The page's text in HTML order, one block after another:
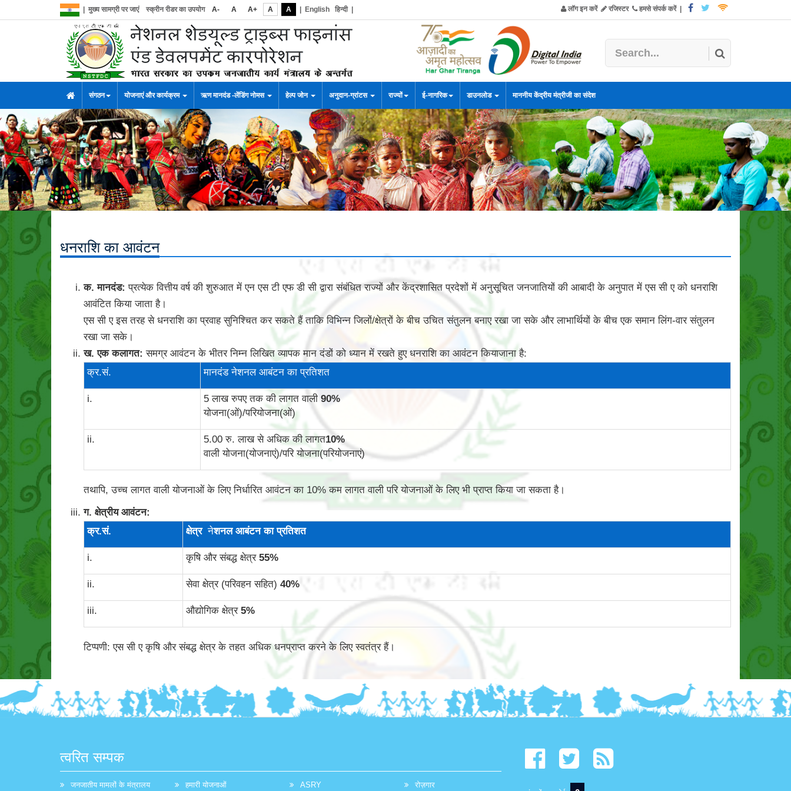
मुख्य सामग्री पर जाएं स्क्रीन रीडर का उपयोग A- A A+ A A English हिन्दी| लॉग इन करें रजिस्टर हमसे संपर्क करें|
संगठन योजनाएं और कार्यक्रम ऋण मानदंड -लेंडिंग नोमस हेल्प जोन अनुदान-ग्रांटस राज्यों ई-नागरिक डाउनलोड माननीय केंद्रीय मंत्रीजी का संदेश
धनराशि का आवंटन
क. मानदंड: प्रत्येक वित्तीय वर्ष की शुरुआत में एन एस टी एफ डी सी द्वारा संबंधित राज्यों और केंद्रशासित प्रदेशों में अनुसूचित जनजातियों की आबादी के अनुपात में एस सी ए को धनराशि
आवंटित किया जाता है।
एस सी ए इस तरह से धनराशि का प्रवाह सुनिश्चित कर सकते हैं ताकि विभिन्न जिलों/क्षेत्रों के बीच उचित संतुलन बनाए रखा जा सके और लाभार्थियों के बीच एक समान लिंग-वार संतुलन
रखा जा सके।
ख. एक कलागत:समग्र आवंटन के भीतर निम्न लिखित व्यापक मान दंडों को ध्यान में रखते हुए धनराशि का आवंटन कियाजाना है:
क्र.सं.
मानदंड नेशनल आबंटन का प्रतिशत
i. 5 लाख रुपए तक की लागत वाली 90%
योजना(ओं)/परियोजना(ओं)
ii. 5.00 रु. लाख से अधिक की लागत10%
वाली योजना(योजनाएं)/परि योजना(परियोजनाएं)
तथापि, उच्च लागत वाली योजनाओं के लिए निर्धारित आवंटन का 10% कम लागत वाली परि योजनाओं के लिए भी प्राप्त किया जा सकता है।
ग. क्षेत्रीय आवंटन:
क्र.सं. क्षेत्रनेशनल आबंटन का प्रतिशत
i. कृषि और संबद्ध क्षेत्र 55%
ii. सेवा क्षेत्र (परिवहन सहित) 40%
iii. औद्योगिक क्षेत्र 5%
टिप्पणी: एस सी ए कृषि और संबद्ध क्षेत्र के तहत अधिक धनप्राप्त करने के लिए स्वतंत्र हैं।
त्वरित सम्पक
जनजातीय मामलों के मंत्रालय हमारी योजनाओं ASRY
रोज़गार